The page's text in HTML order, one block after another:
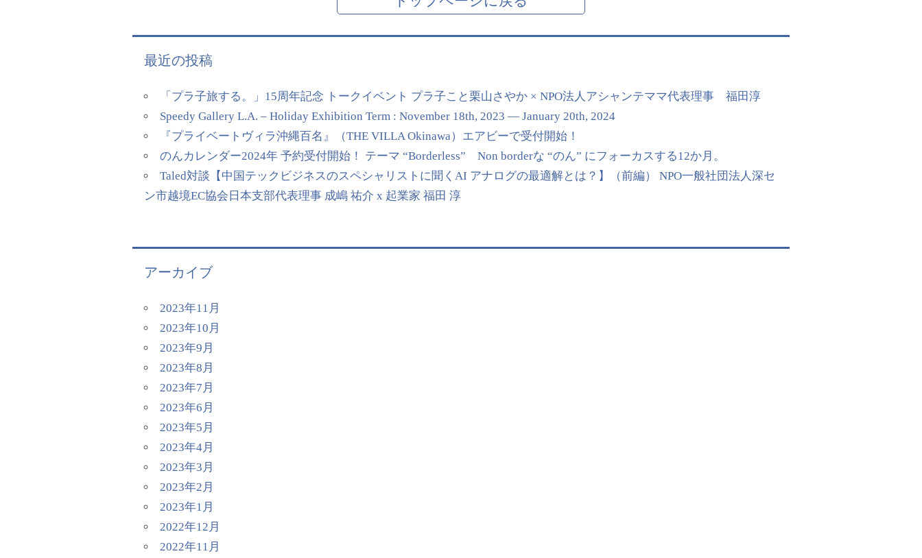
最近の投稿
「プラ子旅する。」15周年記念 トークイベント プラ子こと栗山さやか × NPO法人アシャンテママ代表理事 福田淳
Speedy Gallery L.A. – Holiday Exhibition Term : November 18th, 2023 — January 20th, 2024
『プライベートヴィラ沖縄百名』（THE VILLA Okinawa）エアビーで受付開始！
のんカレンダー2024年 予約受付開始！ テーマ “Borderless” Non borderな “のん” にフォーカスする12か月。
Taled対談【中国テックビジネスのスペシャリストに聞くAI アナログの最適解とは？】（前編） NPO一般社団法人深セ
ン市越境EC協会日本支部代表理事 成嶋 祐介 x 起業家 福田 淳
アーカイブ
2023年11月
2023年10月
2023年9月
2023年8月
2023年7月
2023年6月
2023年5月
2023年4月
2023年3月
2023年2月
2023年1月
2022年12月
2022年11月